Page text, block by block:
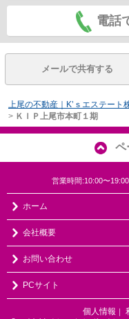
電話
メールで共有する
上尾の不動産｜K’ｓエステー
> ＫＩＰ上尾市本町１期
ペ
営業時間:10:00〜
ホーム
会社概要
お問い合わせ
PCサイト
個人情報 ｜